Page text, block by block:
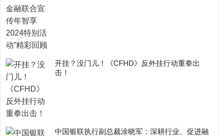
开挂？没门儿！《CFHD》反外挂行动重拳出
击！
中国银联执行副总裁涂晓军：深耕行业、促进融